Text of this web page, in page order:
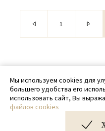
© 2020 -
+ 7
Мы используем cookies для
большего удобства его
использовать сайт, Вы
файлов cookies